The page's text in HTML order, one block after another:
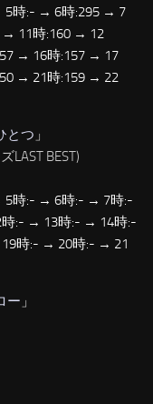
時:- → 6時:295 → 7
→ 11時:160 → 12
→ 16時:157 → 17
→ 21時:159 → 22
とつ 」
LAST BEST)
時:- → 6時:- → 7時:-
:- → 13時:- → 14時:-
時:- → 20時:- → 21
ー 」